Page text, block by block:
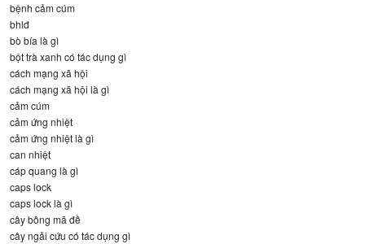
bệnh cảm cúm
bhlđ
bò bía là gì
bột trà xanh có tác dụng gì
cách mạng xã hội
cách mạng xã hội là gì
cảm cúm
cảm ứng nhiệt
cảm ứng nhiệt là gì
can nhiệt
cáp quang là gì
caps lock
caps lock là gì
cây bông mã đề
cây ngải cứu có tác dụng gì